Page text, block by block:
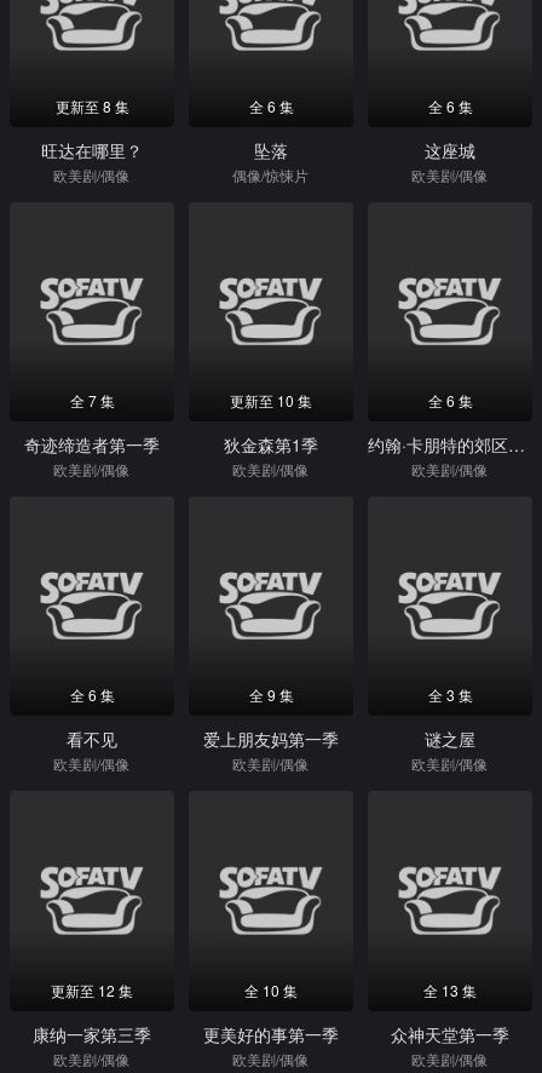
更新至 8 集
旺达在哪里？
欧美剧/偶像
全 6 集
坠落
偶像/惊悚片
全 6 集
这座城
欧美剧/偶像
全 7 集
奇迹缔造者第一季
欧美剧/偶像
更新至 10 集
狄金森第1季
欧美剧/偶像
全 6 集
约翰·卡朋特的郊区尖叫
欧美剧/偶像
全 6 集
看不见
欧美剧/偶像
全 9 集
爱上朋友妈第一季
欧美剧/偶像
全 3 集
谜之屋
欧美剧/偶像
更新至 12 集
康纳一家第三季
欧美剧/偶像
全 10 集
更美好的事第一季
欧美剧/偶像
全 13 集
众神天堂第一季
欧美剧/偶像